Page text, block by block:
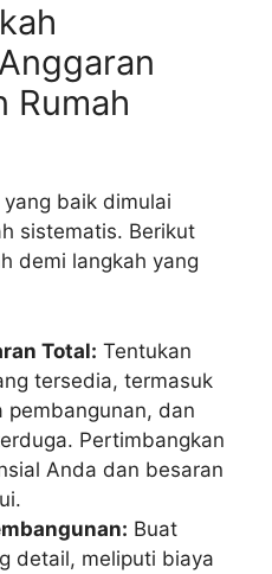
Rumah
baik dimulai
sistematis. Berikut
demi langkah yang
Total: Tentukan
tersedia, termasuk
pembangunan, dan
Pertimbangkan
Anda dan besaran
Buat
detail, meliputi biaya